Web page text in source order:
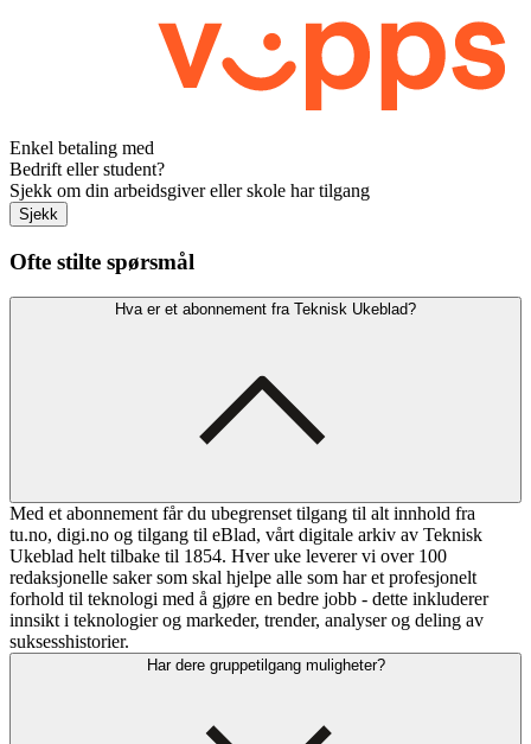
Enkel betaling med
Bedrift eller student?
Sjekk om din arbeidsgiver eller skole har tilgang
Sjekk
Ofte stilte spørsmål
Hva er et abonnement fra Teknisk Ukeblad?
Med et abonnement får du ubegrenset tilgang til alt innhold fra
tu.no, digi.no og tilgang til eBlad, vårt digitale arkiv av Teknisk
Ukeblad helt tilbake til 1854. Hver uke leverer vi over 100
redaksjonelle saker som skal hjelpe alle som har et profesjonelt
forhold til teknologi med å gjøre en bedre jobb - dette inkluderer
innsikt i teknologier og markeder, trender, analyser og deling av
suksesshistorier.
Har dere gruppetilgang muligheter?